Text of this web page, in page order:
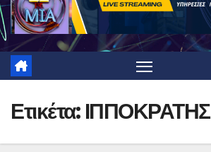
Ετικέτα: ΙΠΠΟΚΡΑΤΗΣ